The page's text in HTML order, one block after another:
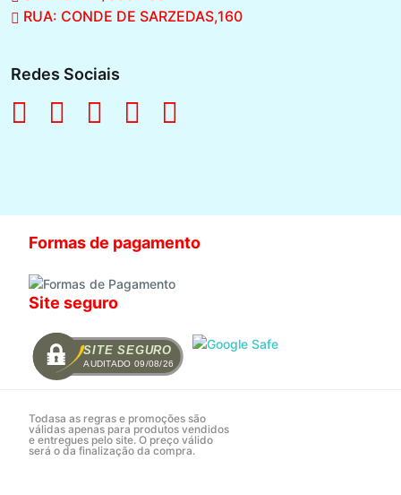
RUA: CONDE DE SARZEDAS,160
Redes Sociais
Formas de pagamento
Site seguro
SITE SEGURO
AUDITADO 09/08/26
Todasa as regras e promoções são
válidas apenas para produtos vendidos
e entregues pelo site. O preço válido
será o da finalização da compra.